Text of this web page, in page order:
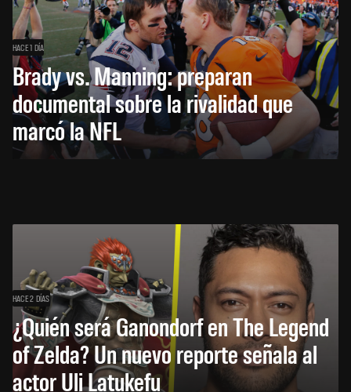
HACE 1 DÍA
Brady vs. Manning: preparan
documental sobre la rivalidad que
marcó la NFL
HACE 2 DÍAS
¿Quién será Ganondorf en The Legend
of Zelda? Un nuevo reporte señala al
actor Uli Latukefu